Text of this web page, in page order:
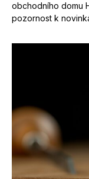
obchodního domu
pozornost k